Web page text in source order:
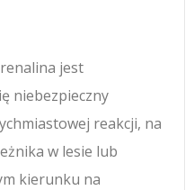
jest
niebezpieczny
reakcji, na
w lesie lub
kierunku na